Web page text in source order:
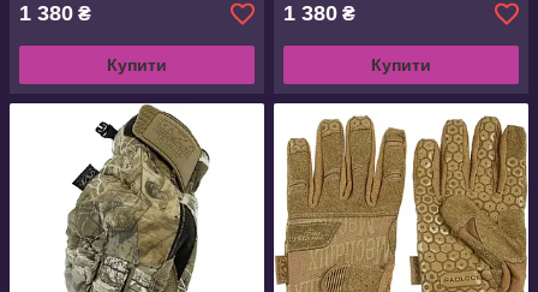
1 380 ₴
Купити
1 380 ₴
Купити